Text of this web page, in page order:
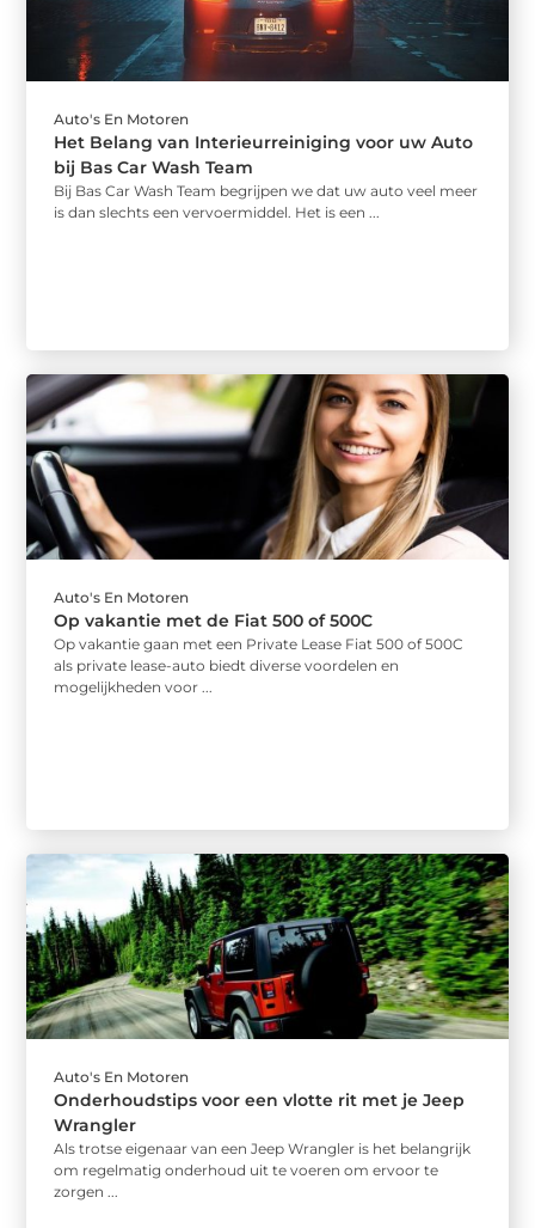
Auto's En Motoren
Het Belang van Interieurreiniging voor uw Auto
bij Bas Car Wash Team
Bij Bas Car Wash Team begrijpen we dat uw auto veel meer
is dan slechts een vervoermiddel. Het is een ...
Auto's En Motoren
Op vakantie met de Fiat 500 of 500C
Op vakantie gaan met een Private Lease Fiat 500 of 500C
als private lease-auto biedt diverse voordelen en
mogelijkheden voor ...
Auto's En Motoren
Onderhoudstips voor een vlotte rit met je Jeep
Wrangler
Als trotse eigenaar van een Jeep Wrangler is het belangrijk
om regelmatig onderhoud uit te voeren om ervoor te
zorgen ...